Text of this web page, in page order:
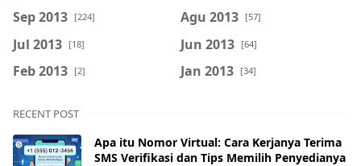
Sep 2013 [224] Agu 2013 [57]
Jul 2013 [18] Jun 2013 [64]
Feb 2013 [2] Jan 2013 [34]
RECENT POST
Apa itu Nomor Virtual: Cara Kerjanya Terima
SMS Verifikasi dan Tips Memilih Penyedianya